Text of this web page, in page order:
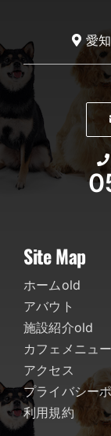
愛
Site Map
ホームold
アバウト
施設紹介old
カフェメニュー
アクセス
プライバシー
利用規約